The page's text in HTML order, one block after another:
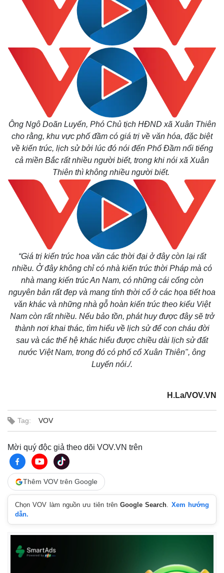
Vụ án
Tin nóng
Tư vấn luật
Vũ khí
Ông Ngô Doãn Luyến, Phó Chủ tịch HĐND xã Xuân Thiên
cho rằng, khu vực phố đầm có giá trị về văn hóa, đặc biệt
về kiến trúc, lịch sử bởi lúc đó nói đến Phố Đầm nổi tiếng
cả miền Bắc rất nhiều người biết, trong khi nói xã Xuân
Thiên thì không nhiều người biết.
“Giá trị kiến trúc hoa văn các thời đại ở đây còn lại rất
nhiều. Ở đây không chỉ có nhà kiến trúc thời Pháp mà có
nhà mang kiến trúc An Nam, có những cái cổng còn
nguyên bản rất đẹp và mang tính thời cổ ở các họa tiết hoa
văn khác và những nhà gỗ hoàn kiến trúc theo kiểu Việt
Nam còn rất nhiều. Nếu bảo tồn, phát huy được đây sẽ trở
thành nơi khai thác, tìm hiểu về lịch sử để con cháu đời
sau và các thế hệ khác hiểu được chiều dài lịch sử đất
nước Việt Nam, trong đó có phố cổ Xuân Thiên", ông
Luyến nói./.
H.La/VOV.VN
Tag: VOV
Mời quý độc giả theo dõi VOV.VN trên
Thêm VOV trên Google
Chọn VOV làm nguồn ưu tiên trênGoogle Search. Xem hướng
dẫn.